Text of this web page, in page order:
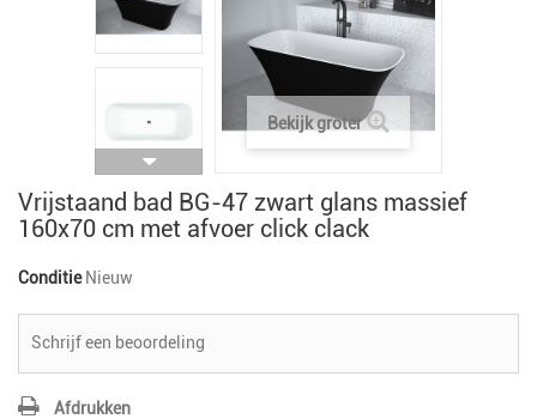
Bekijk groter
Vrijstaand bad BG-47 zwart glans massief
160x70 cm met afvoer click clack
Conditie Nieuw
Schrijf een beoordeling
Afdrukken